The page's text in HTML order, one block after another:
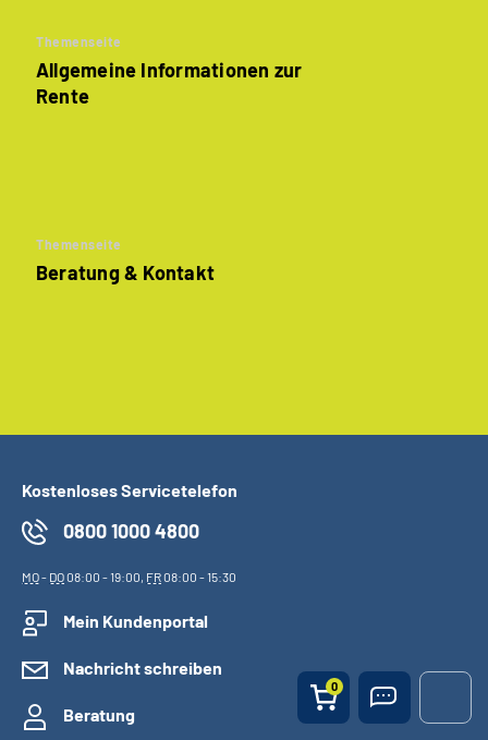
Themenseite
Allgemeine Informationen zur
Rente
Themenseite
Beratung & Kontakt
0
Kostenloses Servicetelefon
0800 1000 4800
MO- DO08:00 - 19:00, FR08:00 - 15:30
Mein Kundenportal
Nachricht schreiben
Beratung